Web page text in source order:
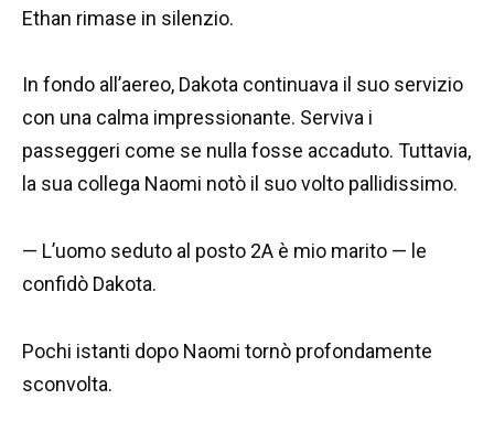
Ethan rimase in silenzio.
In fondo all’aereo, Dakota continuava il suo servizio
con una calma impressionante. Serviva i
passeggeri come se nulla fosse accaduto. Tuttavia,
la sua collega Naomi notò il suo volto pallidissimo.
— L’uomo seduto al posto 2A è mio marito — le
confidò Dakota.
Pochi istanti dopo Naomi tornò profondamente
sconvolta.